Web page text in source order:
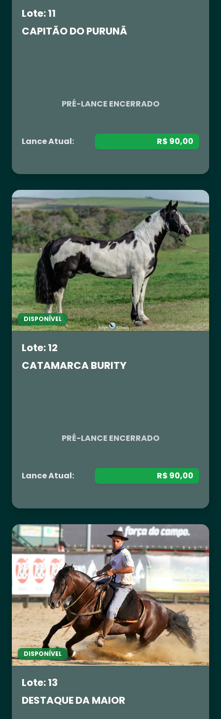
Lote: 11
CAPITÃO DO PURUNÃ
PRÉ-LANCE ENCERRADO
Lance Atual: R$ 90,00
DISPONÍVEL
Lote: 12
CATAMARCA BURITY
PRÉ-LANCE ENCERRADO
Lance Atual: R$ 90,00
DISPONÍVEL
Lote: 13
DESTAQUE DA MAIOR